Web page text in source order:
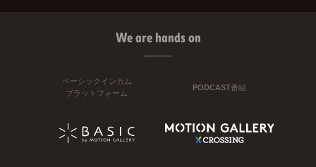
We are hands on
ベーシックインカム
プラットフォーム
PODCAST番組